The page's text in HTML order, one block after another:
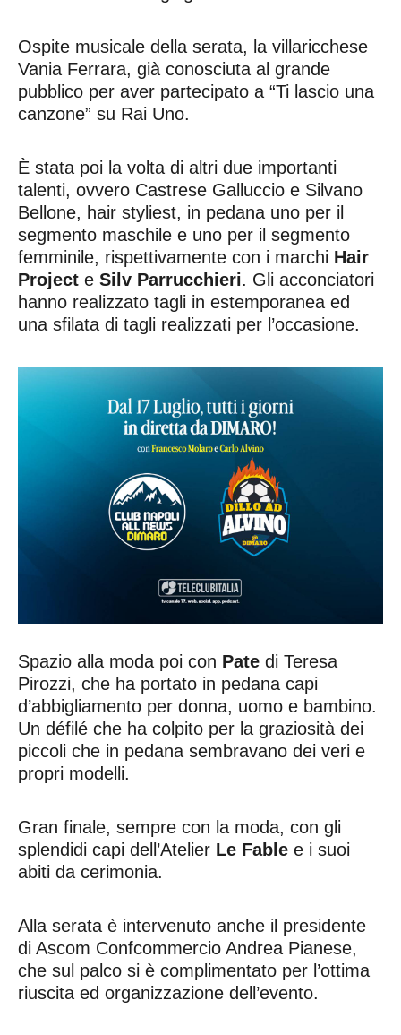
Ospite musicale della serata, la villaricchese
Vania Ferrara, già conosciuta al grande
pubblico per aver partecipato a “Ti lascio una
canzone” su Rai Uno.
È stata poi la volta di altri due importanti
talenti, ovvero Castrese Galluccio e Silvano
Bellone, hair styliest, in pedana uno per il
segmento maschile e uno per il segmento
femminile, rispettivamente con i marchi Hair
Project e Silv Parrucchieri. Gli acconciatori
hanno realizzato tagli in estemporanea ed
una sfilata di tagli realizzati per l’occasione.
Spazio alla moda poi con Pate di Teresa
Pirozzi, che ha portato in pedana capi
d’abbigliamento per donna, uomo e bambino.
Un défilé che ha colpito per la graziosità dei
piccoli che in pedana sembravano dei veri e
propri modelli.
Gran finale, sempre con la moda, con gli
splendidi capi dell’Atelier Le Fable e i suoi
abiti da cerimonia.
Alla serata è intervenuto anche il presidente
di Ascom Confcommercio Andrea Pianese,
che sul palco si è complimentato per l’ottima
riuscita ed organizzazione dell’evento.